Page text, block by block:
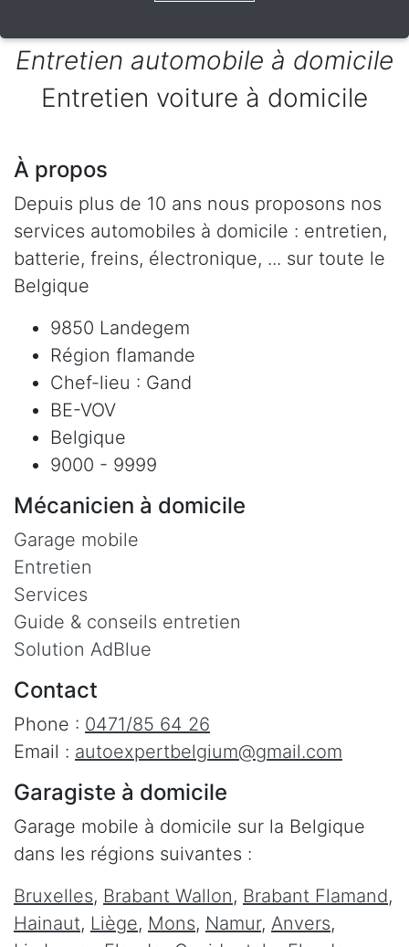
Entretien automobile à domicile
Entretien voiture à domicile
À propos
Depuis plus de 10 ans nous proposons nos
services automobiles à domicile : entretien,
batterie, freins, électronique, ... sur toute le
Belgique
9850 Landegem
Région flamande
Chef-lieu : Gand
BE-VOV
Belgique
9000 - 9999
Mécanicien à domicile
Garage mobile
Entretien
Services
Guide & conseils entretien
Solution AdBlue
Contact
Phone : 0471/85 64 26
Email : autoexpertbelgium@gmail.com
Garagiste à domicile
Garage mobile à domicile sur la Belgique
dans les régions suivantes :
Bruxelles, Brabant Wallon, Brabant Flamand,
Hainaut, Liège, Mons, Namur, Anvers,